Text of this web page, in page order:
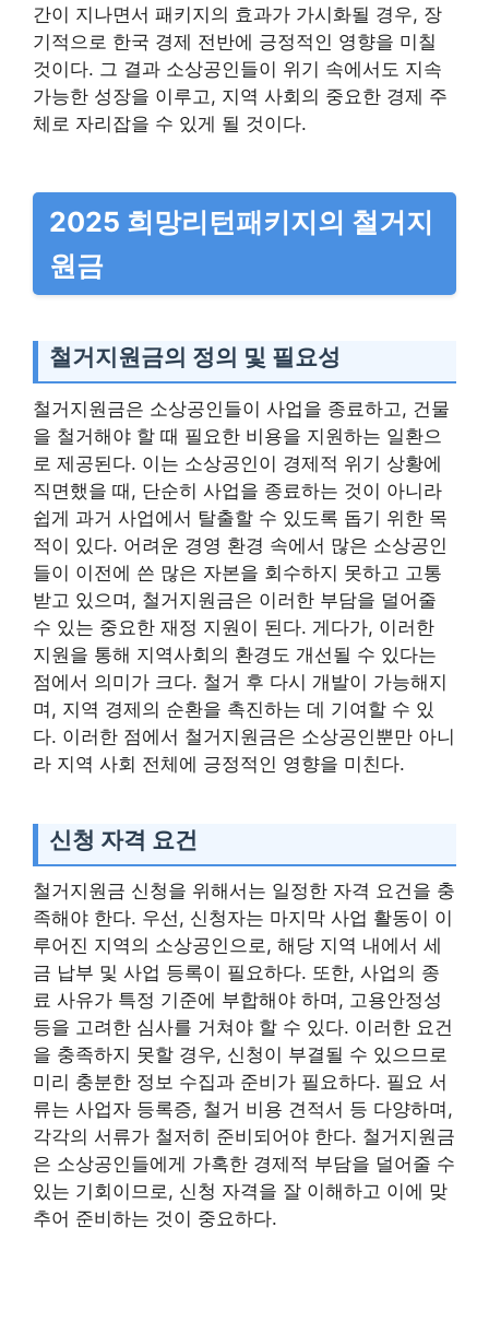
간이 지나면서 패키지의 효과가 가시화될 경우, 장
기적으로 한국 경제 전반에 긍정적인 영향을 미칠
것이다. 그 결과 소상공인들이 위기 속에서도 지속
가능한 성장을 이루고, 지역 사회의 중요한 경제 주
체로 자리잡을 수 있게 될 것이다.
2025 희망리턴패키지의 철거지
원금
철거지원금의 정의 및 필요성
철거지원금은 소상공인들이 사업을 종료하고, 건물
을 철거해야 할 때 필요한 비용을 지원하는 일환으
로 제공된다. 이는 소상공인이 경제적 위기 상황에
직면했을 때, 단순히 사업을 종료하는 것이 아니라
쉽게 과거 사업에서 탈출할 수 있도록 돕기 위한 목
적이 있다. 어려운 경영 환경 속에서 많은 소상공인
들이 이전에 쓴 많은 자본을 회수하지 못하고 고통
받고 있으며, 철거지원금은 이러한 부담을 덜어줄
수 있는 중요한 재정 지원이 된다. 게다가, 이러한
지원을 통해 지역사회의 환경도 개선될 수 있다는
점에서 의미가 크다. 철거 후 다시 개발이 가능해지
며, 지역 경제의 순환을 촉진하는 데 기여할 수 있
다. 이러한 점에서 철거지원금은 소상공인뿐만 아니
라 지역 사회 전체에 긍정적인 영향을 미친다.
신청 자격 요건
철거지원금 신청을 위해서는 일정한 자격 요건을 충
족해야 한다. 우선, 신청자는 마지막 사업 활동이 이
루어진 지역의 소상공인으로, 해당 지역 내에서 세
금 납부 및 사업 등록이 필요하다. 또한, 사업의 종
료 사유가 특정 기준에 부합해야 하며, 고용안정성
등을 고려한 심사를 거쳐야 할 수 있다. 이러한 요건
을 충족하지 못할 경우, 신청이 부결될 수 있으므로
미리 충분한 정보 수집과 준비가 필요하다. 필요 서
류는 사업자 등록증, 철거 비용 견적서 등 다양하며,
각각의 서류가 철저히 준비되어야 한다. 철거지원금
은 소상공인들에게 가혹한 경제적 부담을 덜어줄 수
있는 기회이므로, 신청 자격을 잘 이해하고 이에 맞
추어 준비하는 것이 중요하다.